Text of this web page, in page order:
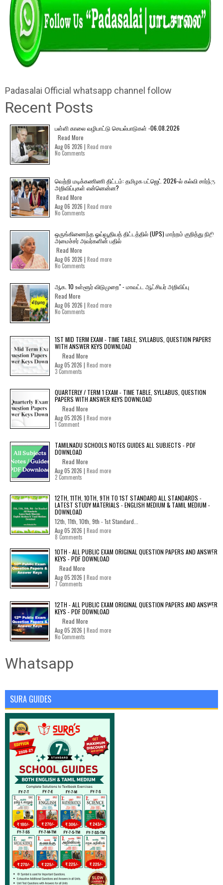
Padasalai Official whatsapp channel follow
Recent Posts
பள்ளி காலை வழிபாட்டு செயல்பாடுகள் -06.08.2026
Read More
Aug 06 2026 | Read more
No Comments
வெற்றி மடிக்கணிணி திட்டம்: தமிழக பட்ஜெட் 2026-ல் கல்வி சார்ந்த
அறிவிப்புகள் என்னென்ன?
Read More
Aug 06 2026 | Read more
No Comments
ஒருங்கிணைந்த ஓய்வூதியத் திட்டத்தில் (UPS) மாற்றம் குறித்து நிதி
அமைச்சர் அவர்களின் பதில்
Read More
Aug 06 2026 | Read more
No Comments
ஆக. 10 உள்ளூர் விடுமுறை" - மாவட்ட ஆட்சியர் அறிவிப்பு
Read More
Aug 06 2026 | Read more
No Comments
1ST MID TERM EXAM - TIME TABLE, SYLLABUS, QUESTION PAPERS
WITH ANSWER KEYS DOWNLOAD
Read More
Aug 05 2026 | Read more
3 Comments
QUARTERLY / TERM 1 EXAM - TIME TABLE, SYLLABUS, QUESTION
PAPERS WITH ANSWER KEYS DOWNLOAD
Read More
Aug 05 2026 | Read more
1 Comment
TAMILNADU SCHOOLS NOTES GUIDES ALL SUBJECTS - PDF
DOWNLOAD
Read More
Aug 05 2026 | Read more
2 Comments
12TH, 11TH, 10TH, 9TH TO 1ST STANDARD ALL STANDARDS -
LATEST STUDY MATERIALS - ENGLISH MEDIUM & TAMIL MEDIUM -
DOWNLOAD
12th, 11th, 10th, 9th - 1st Standard...
Aug 05 2026 | Read more
8 Comments
10TH - ALL PUBLIC EXAM ORIGINAL QUESTION PAPERS AND ANSWER
KEYS - PDF DOWNLOAD
Read More
Aug 05 2026 | Read more
7 Comments
12TH - ALL PUBLIC EXAM ORIGINAL QUESTION PAPERS AND ANSWER
KEYS - PDF DOWNLOAD
Read More
Aug 05 2026 | Read more
No Comments
Whatsapp
SURA GUIDES